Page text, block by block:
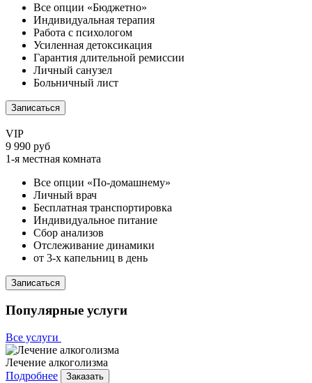
Все опции «Бюджетно»
Индивидуальная терапия
Работа с психологом
Усиленная детоксикация
Гарантия длительной ремиссии
Личный санузел
Больничный лист
Записаться
VIP
9 990 руб
1-я местная комната
Все опции «По-домашнему»
Личный врач
Бесплатная транспортировка
Индивидуальное питание
Сбор анализов
Отслеживание динамики
от 3-х капельниц в день
Записаться
Популярные услуги
Все услуги
Лечение алкоголизма
Подробнее
Заказать